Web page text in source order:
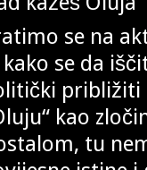
se na
kako se da
približiti
kao
tu